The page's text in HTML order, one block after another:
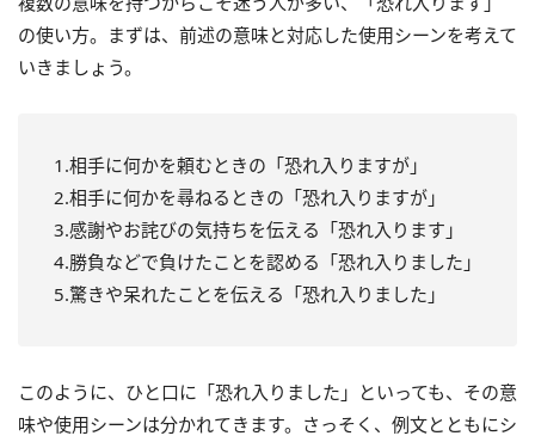
の使い方。まずは、前述の意味と対応した使用シーンを考えて
いきましょう。
1.相手に何かを頼むときの「恐れ入りますが」
2.相手に何かを尋ねるときの「恐れ入りますが」
3.感謝やお詫びの気持ちを伝える「恐れ入ります」
4.勝負などで負けたことを認める「恐れ入りました」
5.驚きや呆れたことを伝える「恐れ入りました」
このように、ひと口に「恐れ入りました」といっても、その意
味や使用シーンは分かれてきます。さっそく、例文とともにシ